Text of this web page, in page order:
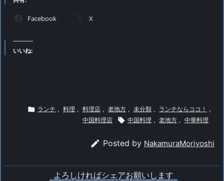
Facebook X
いいね:
 ランチ , 料理 , 料理店 , 老地方 , 未分類 , ランチならココ！
,
中国料理店
 中国料理 , 老地方 , 中華料理
 Posted by NakamuraMoriyoshi
よろしければシェアお願いします